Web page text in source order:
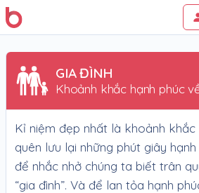
GIA ĐÌNH
Khoảnh khắc hạnh phúc
Kỉ niệm đẹp nhất là khoảnh khắc
quên lưu lại những phút giây
để nhắc nhở chúng ta biết trân
“gia đình”. Và để lan tỏa hạnh